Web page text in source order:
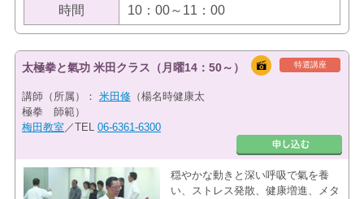
時間 10：00～11：00
特選講座
太極拳と氣功 米田クラス（月曜14：50～）
講師（所属）： 米田修（楊名時健康太
極拳 師範）
梅田教室 ／TEL 06-6361-6300
穏やかな動きと深い呼吸で氣を養
い、ストレス発散、健康増進、メタ